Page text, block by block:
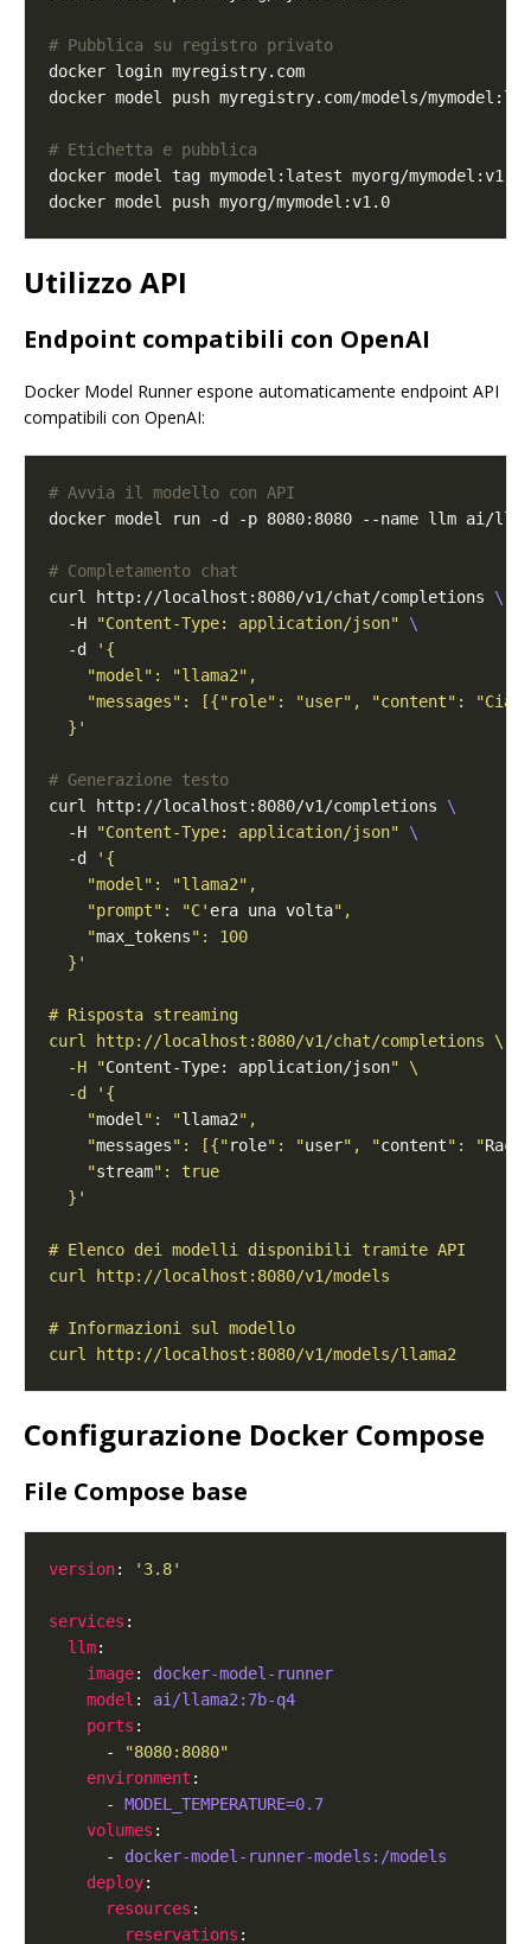
# Pubblica su registro privato
# Etichetta e pubblica
Utilizzo API
Endpoint compatibili con OpenAI
Docker Model Runner espone automaticamente endpoint API
compatibili con OpenAI:
# Avvia il modello con API
# Completamento chat
curl http://localhost:8080/v1/chat/completions
  -H
"Content-Type: application/json"
  -d
  }'
# Generazione testo
curl http://localhost:8080/v1/completions
  -H
"Content-Type: application/json"
  -d
    "prompt": "C'
era una volta
    "
max_tokens
  -H "
Content-Type: application/json
    "
model ": "llama2
    "
messages": [{"role": "user", "content": "
    "
stream
Configurazione Docker Compose
File Compose base
version: '3.8'
services
llm
image: docker-model-runner
model : ai/llama2:7b-q4
ports
      -
"8080:8080"
environment
      -
MODEL_TEMPERATURE=0.7
volumes
      -
docker-model-runner-models:/models
deploy
resources
reservations